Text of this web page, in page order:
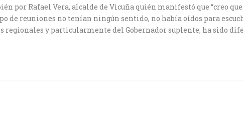
por Rafael Vera, alcalde de Vicuña quién manifestó que “creo
de reuniones no tenían ningún sentido, no había oídos para
regionales y particularmente del Gobernador suplente, ha sido